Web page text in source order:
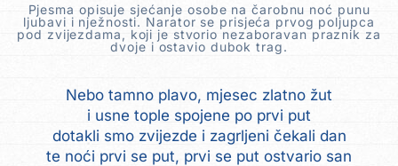
Pjesma opisuje sjećanje osobe na čarobnu noć punu
ljubavi i nježnosti. Narator se prisjeća prvog poljupca
pod zvijezdama, koji je stvorio nezaboravan praznik za
dvoje i ostavio dubok trag.
Nebo tamno plavo, mjesec zlatno žut
i usne tople spojene po prvi put
dotakli smo zvijezde i zagrljeni čekali dan
te noći prvi se put, prvi se put ostvario san